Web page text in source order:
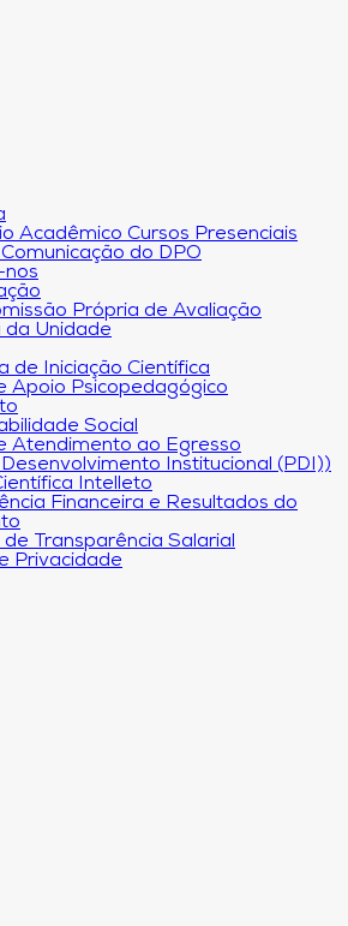
Acadêmico Cursos Presenciais
do DPO
nos
Própria de Avaliação
da Unidade
de Iniciação Científica
Apoio Psicopedagógico
Social
Atendimento ao Egresso
Institucional (PDI))
Intelleto
Financeira e Resultados do
Transparência Salarial
Privacidade